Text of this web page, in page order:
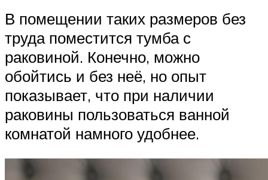
В помещении таких размеров без
труда поместится тумба с
раковиной. Конечно, можно
обойтись и без неё, но опыт
показывает, что при наличии
раковины пользоваться ванной
комнатой намного удобнее.